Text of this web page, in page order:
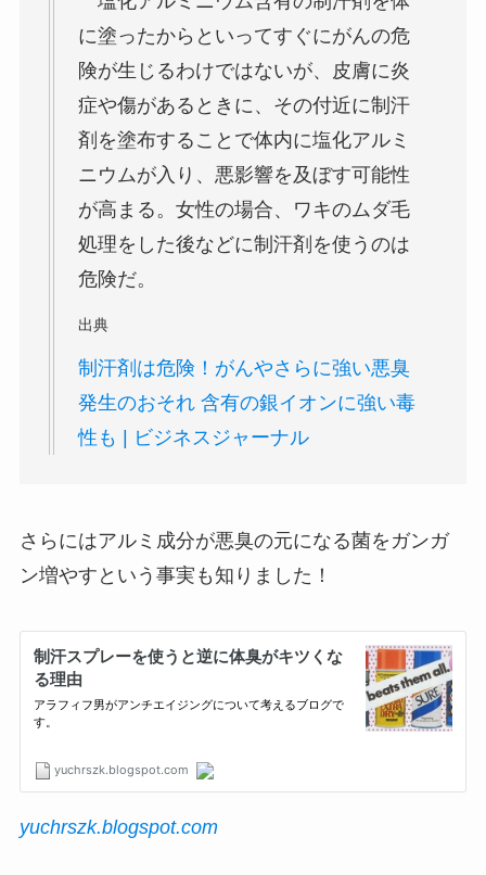
に塗ったからといってすぐにがんの危
険が生じるわけではないが、皮膚に炎
症や傷があるときに、その付近に制汗
剤を塗布することで体内に塩化アルミ
ニウムが入り、悪影響を及ぼす可能性
が高まる。女性の場合、ワキのムダ毛
処理をした後などに制汗剤を使うのは
危険だ。
出典
制汗剤は危険！がんやさらに強い悪臭
発生のおそれ 含有の銀イオンに強い毒
性も | ビジネスジャーナル
さらにはアルミ成分が悪臭の元になる菌をガンガ
ン増やすという事実も知りました！
yuchrszk.blogspot.com